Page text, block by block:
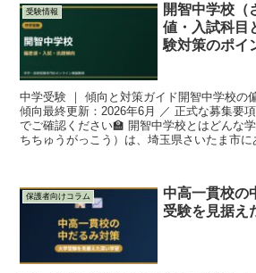
受験情報
開智中学校（
値・入試科目
験対策のポイ
中学受験 ｜ 傾向と対策ガイド開智中学校の
傾向最終更新：2026年6月 ／ 正式な募集要
でご確認ください🏫 開智中学校とはどんな
ちちゅうがっこう）は、埼玉県さいたま市に
保護者向けコラム
中高一貫校の
受験を見据え